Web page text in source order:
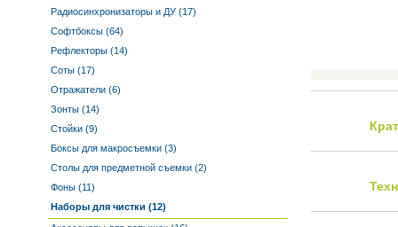
Радиосинхронизаторы и ДУ (17)
Софтбоксы (64)
Рефлекторы (14)
Соты (17)
Отражатели (6)
Зонты (14)
Стойки (9)
Боксы для макросъемки (3)
Столы для предметной съемки (2)
Фоны (11)
Наборы для чистки (12)